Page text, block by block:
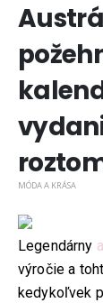
MÓDA A KRÁSA
Legendárny
výročie a
kedykoľvek